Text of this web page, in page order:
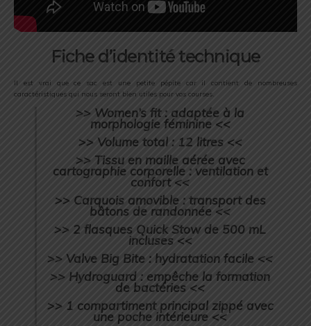
Fiche d’identité technique
Il est vrai que ce sac est une petite pépite car il contient de nombreuses
caractéristiques qui nous seront bien utiles pour vos courses.
>> Women’s fit : adaptée à la
morphologie féminine <<
>> Volume total : 12 litres <<
>> Tissu en maille aérée avec
cartographie corporelle : ventilation et
confort <<
>> Carquois amovible : transport des
bâtons de randonnée <<
>> 2 flasques Quick Stow de 500 mL
incluses <<
>> Valve Big Bite : hydratation facile <<
>> Hydroguard : empêche la formation
de bactéries <<
>> 1 compartiment principal zippé avec
une poche intérieure <<